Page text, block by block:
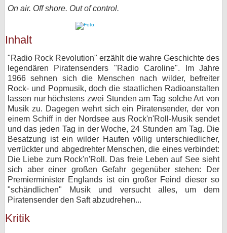
On air. Off shore. Out of control.
Inhalt
"Radio Rock Revolution" erzählt die wahre Geschichte des
legendären Piratensenders "Radio Caroline". Im Jahre
1966 sehnen sich die Menschen nach wilder, befreiter
Rock- und Popmusik, doch die staatlichen Radioanstalten
lassen nur höchstens zwei Stunden am Tag solche Art von
Musik zu. Dagegen wehrt sich ein Piratensender, der von
einem Schiff in der Nordsee aus Rock'n'Roll-Musik sendet
und das jeden Tag in der Woche, 24 Stunden am Tag. Die
Besatzung ist ein wilder Haufen völlig unterschiedlicher,
verrückter und abgedrehter Menschen, die eines verbindet:
Die Liebe zum Rock'n'Roll. Das freie Leben auf See sieht
sich aber einer großen Gefahr gegenüber stehen: Der
Premierminister Englands ist ein großer Feind dieser so
"schändlichen" Musik und versucht alles, um dem
Piratensender den Saft abzudrehen...
Kritik
Forum
Kontakt
Nutzungsbedingungen
Datenschutz
Cookie-Einstellungen
Impressum
Desktop-Ansicht
myFanbase